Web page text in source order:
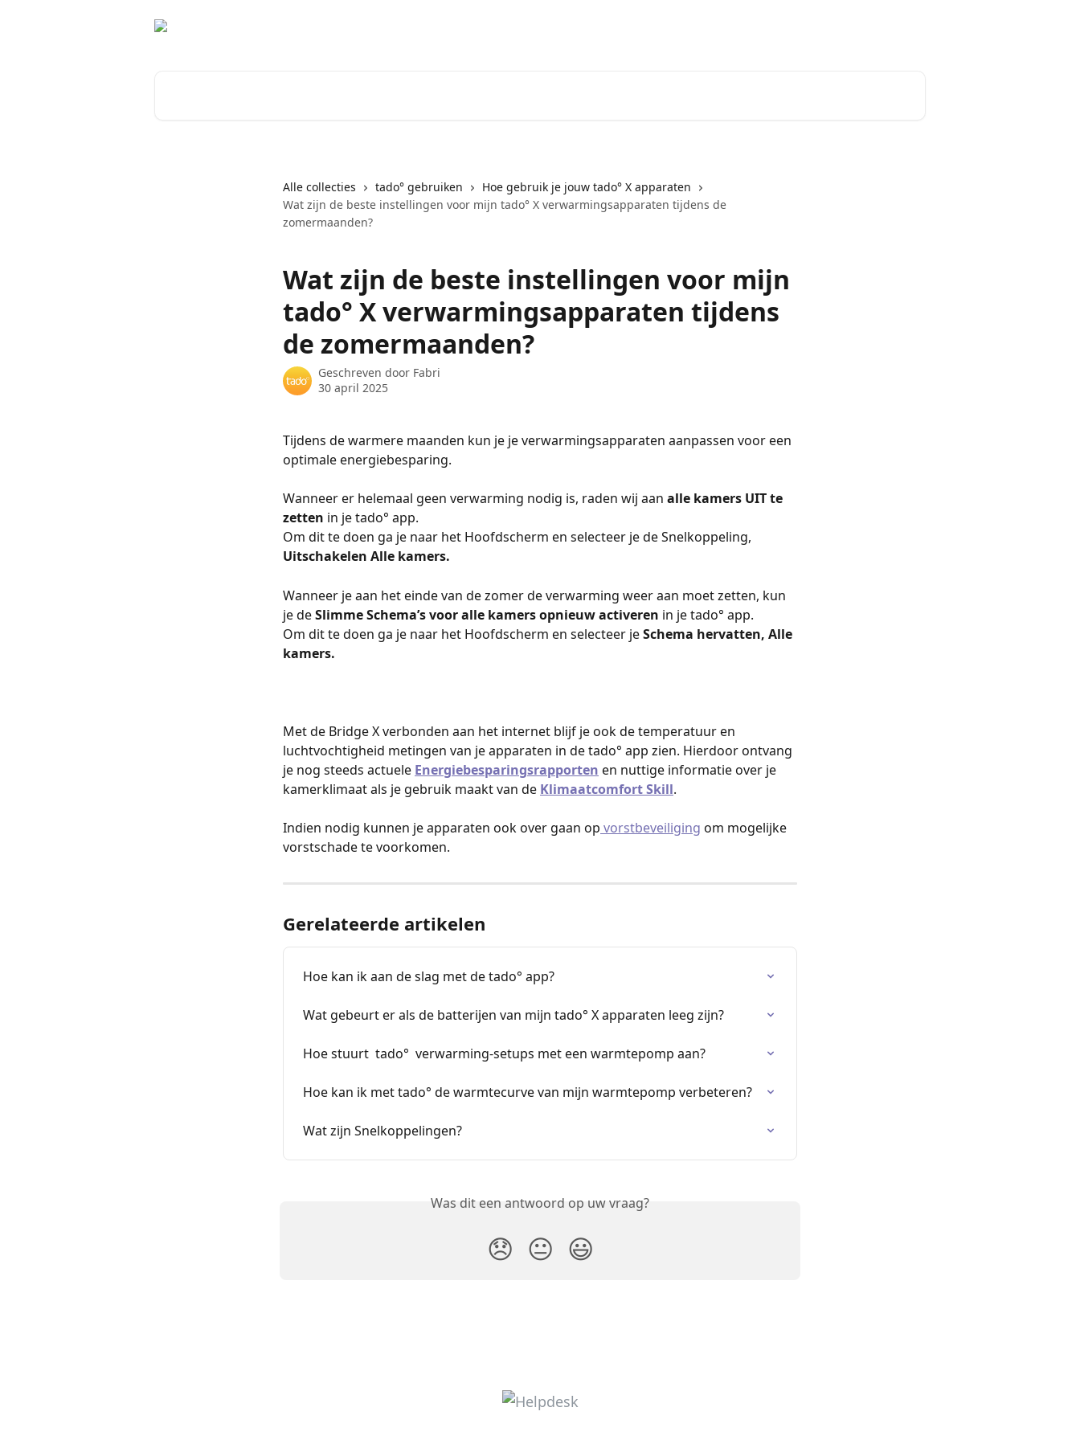
Alle collecties tado° gebruiken
Hoe gebruik je jouw tado° X apparaten
Wat zijn de beste instellingen voor mijn tado° X verwarmingsapparaten tijdens de
zomermaanden?
Wat zijn de beste instellingen voor mijn
tado° X verwarmingsapparaten tijdens
de zomermaanden?
Geschreven door Fabri
30 april 2025
Tijdens de warmere maanden kun je je verwarmingsapparaten aanpassen voor een
optimale energiebesparing.
Wanneer er helemaal geen verwarming nodig is, raden wij aan alle kamers UIT te
zetten in je tado° app.
Om dit te doen ga je naar het Hoofdscherm en selecteer je de Snelkoppeling,
Uitschakelen Alle kamers.
Wanneer je aan het einde van de zomer de verwarming weer aan moet zetten, kun
je de Slimme Schema’s voor alle kamers opnieuw activeren in je tado° app.
Om dit te doen ga je naar het Hoofdscherm en selecteer je Schema hervatten, Alle
kamers.
Met de Bridge X verbonden aan het internet blijf je ook de temperatuur en
luchtvochtigheid metingen van je apparaten in de tado° app zien. Hierdoor ontvang
je nog steeds actuele Energiebesparingsrapporten en nuttige informatie over je
kamerklimaat als je gebruik maakt van de Klimaatcomfort Skill.
Indien nodig kunnen je apparaten ook over gaan op vorstbeveiliging om mogelijke
vorstschade te voorkomen.
Gerelateerde artikelen
Hoe kan ik aan de slag met de tado° app?
Wat gebeurt er als de batterijen van mijn tado° X apparaten leeg zijn?
Hoe stuurt  tado°  verwarming-setups met een warmtepomp aan?
Hoe kan ik met tado° de warmtecurve van mijn warmtepomp verbeteren?
Wat zijn Snelkoppelingen?
Was dit een antwoord op uw vraag?
😞 😐 😃